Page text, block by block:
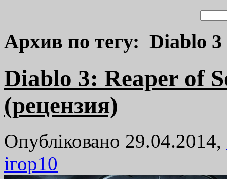
Архив по тегу: Diablo 3
Diablo 3: Reaper of
(рецензия)
Опубліковано 29.04.2014,
ігор10